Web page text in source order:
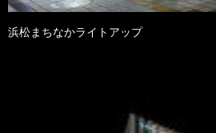
浜松まちなかライトアップ